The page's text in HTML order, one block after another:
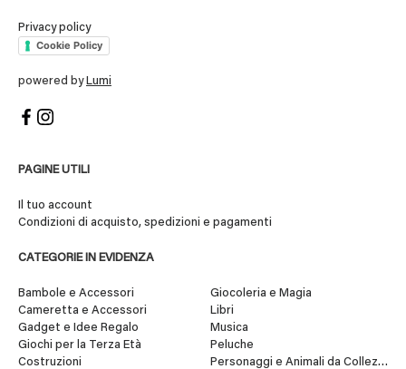
Privacy policy
Cookie Policy
powered by Lumi
PAGINE UTILI
Il tuo account
Condizioni di acquisto, spedizioni e pagamenti
CATEGORIE IN EVIDENZA
Bambole e Accessori
Cameretta e Accessori
Gadget e Idee Regalo
Giochi per la Terza Età
Costruzioni
Giocoleria e Magia
Libri
Musica
Peluche
Personaggi e Animali da Collezione